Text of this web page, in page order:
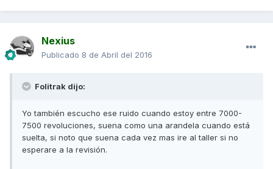
Nexius
Publicado 8 de Abril del 2016
Folitrak dijo:
Yo también escucho ese ruido cuando estoy entre 7000-
7500 revoluciones, suena como una arandela cuando está
suelta, si noto que suena cada vez mas ire al taller si no
esperare a la revisión.